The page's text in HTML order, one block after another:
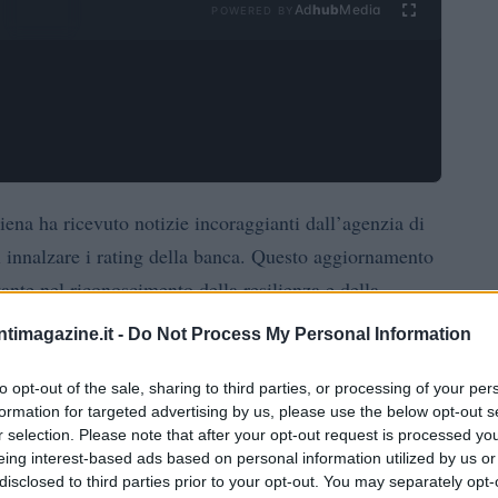
- Do Not Process My Personal Information
opt-out of the sale, sharing to third parties, or processing of your
for targeted advertising by us, please use the below opt-out
selection. Please note that after your opt-out request is processed
interest-based ads based on personal information utilized by us
to third parties prior to your opt-out. You may separately
Ad hubMedia
ha ricevuto notizie incoraggianti dall’agenzia di
i rating della banca. Questo aggiornamento
nel riconoscimento della resilienza e della
bancario.
ilLong-Term Senior Debt ratingsono stati elevati a
Deposit ratingha raggiunto ‘BBB (high)’. Inoltre,